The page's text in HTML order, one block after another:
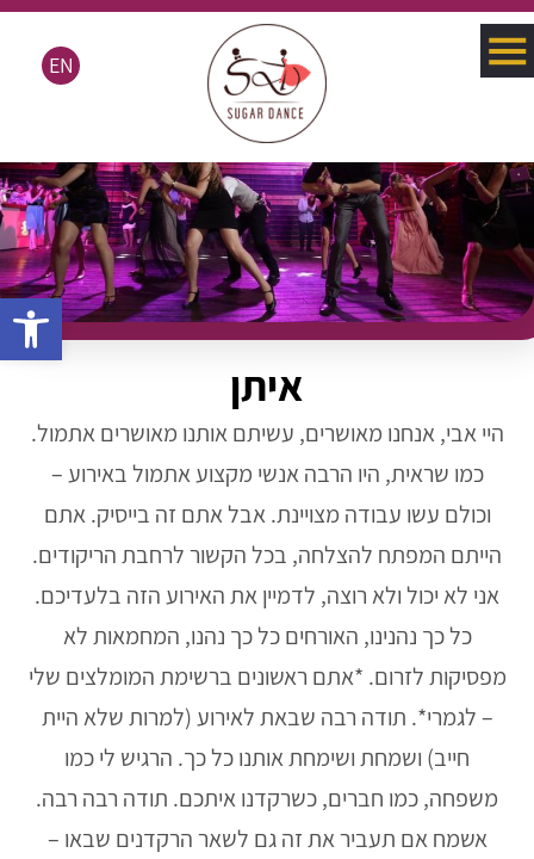
פתח
EN
איתן
היי אבי, אנחנו מאושרים, עשיתם אותנו מאושרים אתמול.
כמו שראית, היו הרבה אנשי מקצוע אתמול באירוע –
וכולם עשו עבודה מצויינת. אבל אתם זה בייסיק. אתם
הייתם המפתח להצלחה, בכל הקשור לרחבת הריקודים.
אני לא יכול ולא רוצה, לדמיין את האירוע הזה בלעדיכם.
כל כך נהנינו, האורחים כל כך נהנו, המחמאות לא
מפסיקות לזרום. *אתם ראשונים ברשימת המומלצים שלי
– לגמרי*. תודה רבה שבאת לאירוע (למרות שלא היית
חייב) ושמחת ושימחת אותנו כל כך. הרגיש לי כמו
משפחה, כמו חברים, כשרקדנו איתכם. תודה רבה רבה.
אשמח אם תעביר את זה גם לשאר הרקדנים שבאו –